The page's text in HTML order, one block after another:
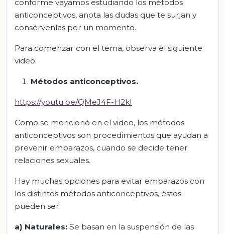
conforme vayamos estudiando los métodos
anticonceptivos, anota las dudas que te surjan y
consérvenlas por un momento.
Para comenzar con el tema, observa el siguiente
video.
Métodos anticonceptivos.
https://youtu.be/QMeJ4F-H2kI
Como se mencionó en el video, los métodos
anticonceptivos son procedimientos que ayudan a
prevenir embarazos, cuando se decide tener
relaciones sexuales.
Hay muchas opciones para evitar embarazos con
los distintos métodos anticonceptivos, éstos
pueden ser:
a) Naturales: Se basan en la suspensión de las